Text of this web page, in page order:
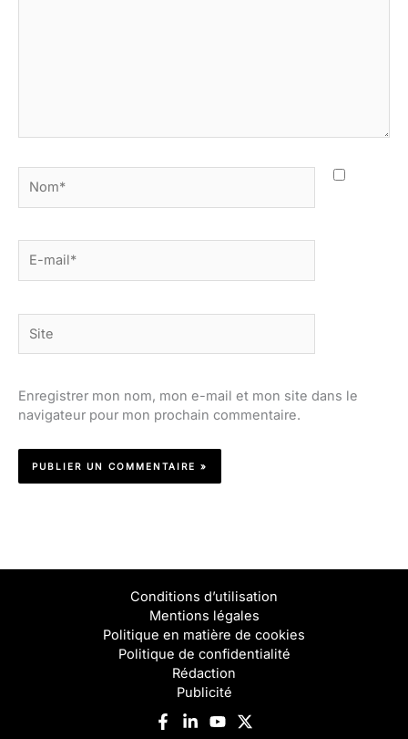
mail*
Enregistrer mon nom, mon e-mail et mon site dans le
navigateur pour mon prochain commentaire.
Conditions d’utilisation
Mentions légales
Politique en matière de cookies
Politique de confidentialité
Rédaction
Publicité